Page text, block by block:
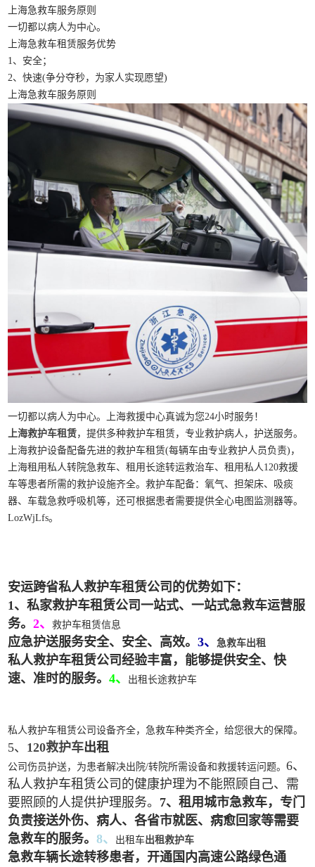
上海急救车服务原则
一切都以病人为中心。
上海急救车租赁服务优势
1、安全；
2、快速(争分夺秒，为家人实现愿望)
上海急救车服务原则
一切都以病人为中心。上海救援中心真诚为您24小时服务！
上海救护车租赁，提供多种救护车租赁，专业救护病人，护送服务。
上海救护设备配备先进的救护车租赁(每辆车由专业救护人员负责)，
上海租用私人转院急救车、租用长途转运救治车、租用私人120救援
车等患者所需的救护设施齐全。救护车配备：氧气、担架床、吸痰
器、车载急救呼吸机等，还可根据患者需要提供全心电图监测器等。
LozWjLfs。
安运跨省私人救护车租赁公司的优势如下：
1、私家救护车租赁公司一站式、一站式急救车运营服
务。2、救护车租赁信息
应急护送服务安全、安全、高效。3、急救车出租
私人救护车租赁公司经验丰富，能够提供安全、快
速、准时的服务。4、 出租长途救护车
私人救护车租赁公司设备齐全，急救车种类齐全，给您很大的保障。
5、 120救护车出租
公司伤员护送，为患者解决出院/转院所需设备和救援转运问题。6、
私人救护车租赁公司的健康护理为不能照顾自己、需
要照顾的人提供护理服务。 7、租用城市急救车，专门
负责接送外伤、病人、各省市就医、病愈回家等需要
急救车的服务。8、 出租车出租救护车
急救车辆长途转移患者，开通国内高速公路绿色通